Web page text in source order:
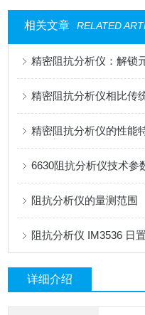
相关文章 RELATED
精密阻抗分析仪：解锁
精密阻抗分析仪相比传
精密阻抗分析仪的性能
6630阻抗分析仪技术参
阻抗分析仪的量测范围
阻抗分析仪 IM3536 日置
详细介绍